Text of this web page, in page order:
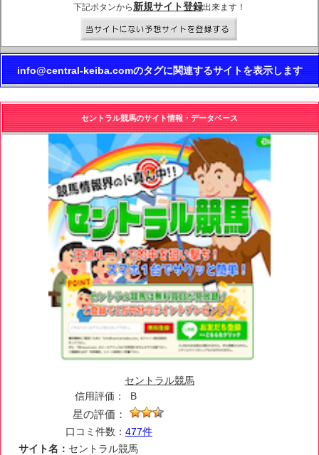
下記ボタンから 新規サイト登録出来ます！
info@central-keiba.comのタグに関連するサイトを表示します
セントラル競馬のサイト情報・データベース
セントラル競馬
信用評価：
B
星の評価：
口コミ件数： 477件
サイト名： セントラル競馬